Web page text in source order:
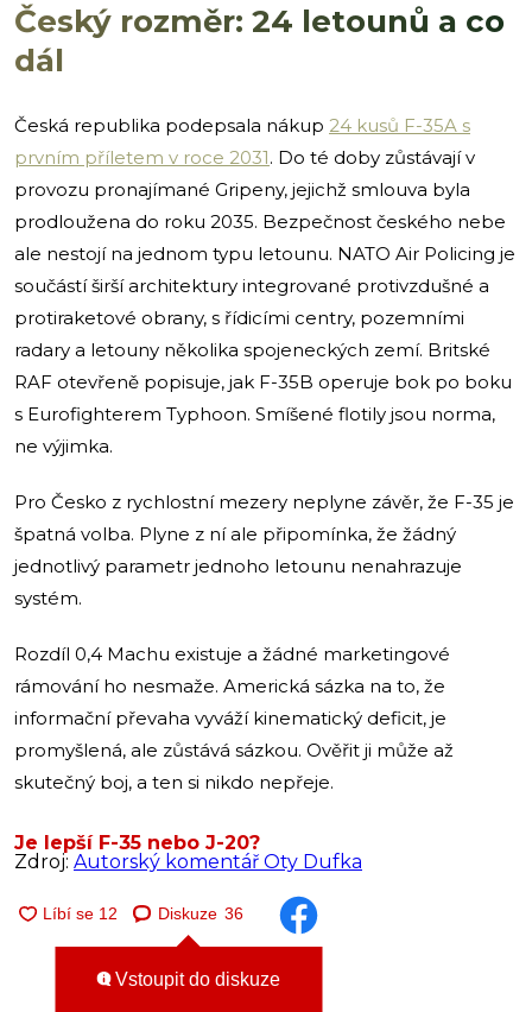
Český rozměr: 24 letounů a co
dál
Česká republika podepsala nákup 24 kusů F-35A s
prvním příletem v roce 2031. Do té doby zůstávají v
provozu pronajímané Gripeny, jejichž smlouva byla
prodloužena do roku 2035. Bezpečnost českého nebe
ale nestojí na jednom typu letounu. NATO Air Policing je
součástí širší architektury integrované protivzdušné a
protiraketové obrany, s řídicími centry, pozemními
radary a letouny několika spojeneckých zemí. Britské
RAF otevřeně popisuje, jak F-35B operuje bok po boku
s Eurofighterem Typhoon. Smíšené flotily jsou norma,
ne výjimka.
Pro Česko z rychlostní mezery neplyne závěr, že F-35 je
špatná volba. Plyne z ní ale připomínka, že žádný
jednotlivý parametr jednoho letounu nenahrazuje
systém.
Rozdíl 0,4 Machu existuje a žádné marketingové
rámování ho nesmaže. Americká sázka na to, že
informační převaha vyváží kinematický deficit, je
promyšlená, ale zůstává sázkou. Ověřit ji může až
skutečný boj, a ten si nikdo nepřeje.
Je lepší F-35 nebo J-20?
Zdroj: Autorský komentář Oty Dufka
Diskuze 36
Vstoupit do diskuze